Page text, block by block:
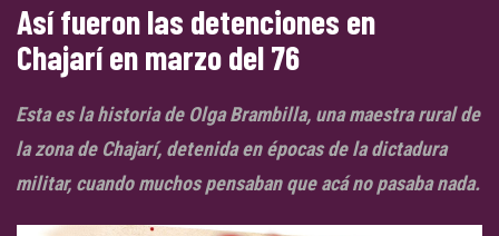
Así fueron las detenciones en
Chajarí en marzo del 76
Esta es la historia de Olga Brambilla, una maestra rural de
la zona de Chajarí, detenida en épocas de la dictadura
militar, cuando muchos pensaban que acá no pasaba nada.